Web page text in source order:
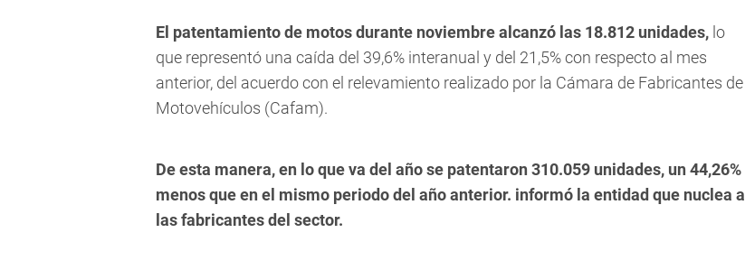
El patentamiento de motos durante noviembre alcanzó las 18.812 unidades, lo
que representó una caída del 39,6% interanual y del 21,5% con respecto al mes
anterior, del acuerdo con el relevamiento realizado por la Cámara de Fabricantes de
Motovehículos (Cafam).
De esta manera, en lo que va del año se patentaron 310.059 unidades, un 44,26%
menos que en el mismo periodo del año anterior. informó la entidad que nuclea a
las fabricantes del sector.